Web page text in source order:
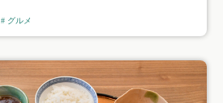
グルメ